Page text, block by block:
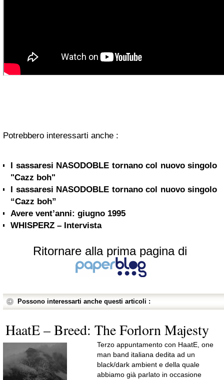
Potrebbero interessarti anche :
I sassaresi NASODOBLE tornano col nuovo singolo
"Cazz boh"
I sassaresi NASODOBLE tornano col nuovo singolo
“Cazz boh”
Avere vent’anni: giugno 1995
WHISPERZ – Intervista
Ritornare alla prima pagina di
Possono interessarti anche questi articoli :
HaatE – Breed: The Forlorn Majesty
Terzo appuntamento con HaatE, one
man band italiana dedita ad un
black/dark ambient e della quale
abbiamo già parlato in occasione